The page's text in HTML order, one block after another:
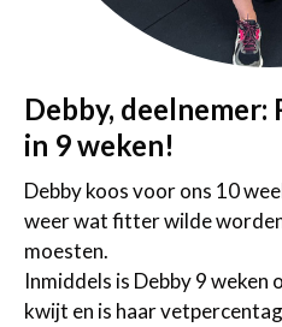
Debby, deelnemer:
in 9 weken!
Debby koos voor ons 10
weer wat fitter wilde
moesten.
Inmiddels is Debby 9 weken
kwijt en is haar